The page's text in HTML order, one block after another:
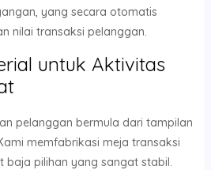
yang secara otomatis
nilai transaksi pelanggan.
untuk Aktivitas
pelanggan bermula dari tampilan
memfabrikasi meja transaksi
baja pilihan yang sangat stabil.